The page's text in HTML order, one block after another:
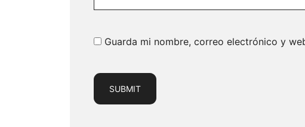
Guarda mi nombre, correo electrónico y